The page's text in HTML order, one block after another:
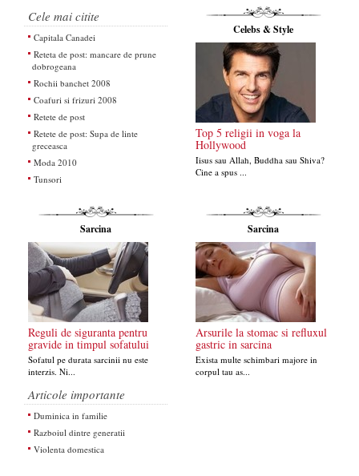
Cele mai citite
Capitala Canadei
Reteta de post: mancare de prune
dobrogeana
Rochii banchet 2008
Coafuri si frizuri 2008
Retete de post
Retete de post: Supa de linte
greceasca
Moda 2010
Tunsori
Celebs & Style
Top 5 religii in voga la
Hollywood
Iisus sau Allah, Buddha sau Shiva?
Cine a spus ...
Sarcina
Reguli de siguranta pentru
gravide in timpul sofatului
Sofatul pe durata sarcinii nu este
interzis. Ni...
Sarcina
Arsurile la stomac si refluxul
gastric in sarcina
Exista multe schimbari majore in
corpul tau as...
Articole importante
Duminica in familie
Razboiul dintre generatii
Violenta domestica